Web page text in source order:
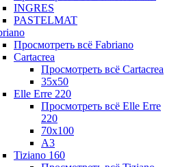
INGRES
PASTELMAT
Просмотреть всё Fabriano
Cartacrea
Просмотреть всё Cartacrea
35х50
Elle Erre 220
Просмотреть всё Elle Erre
220
70х100
А3
Tiziano 160